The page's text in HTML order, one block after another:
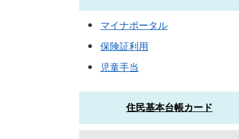
マイナポータル
保険証利用
児童手当
住民基本台帳カード